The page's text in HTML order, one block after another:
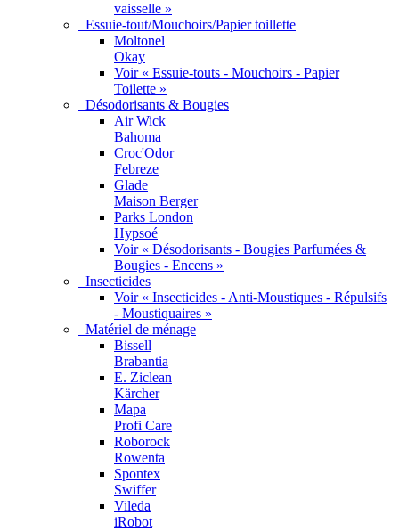
vaisselle »
Essuie-tout/Mouchoirs/Papier toillette
Moltonel
Okay
Voir « Essuie-touts - Mouchoirs - Papier
Toilette »
Désodorisants & Bougies
Air Wick
Bahoma
Croc'Odor
Febreze
Glade
Maison Berger
Parks London
Hypsoé
Voir « Désodorisants - Bougies Parfumées &
Bougies - Encens »
Insecticides
Voir « Insecticides - Anti-Moustiques - Répulsifs
- Moustiquaires »
Matériel de ménage
Bissell
Brabantia
E. Ziclean
Kärcher
Mapa
Profi Care
Roborock
Rowenta
Spontex
Swiffer
Vileda
iRobot